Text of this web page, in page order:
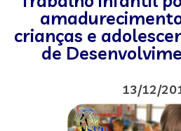
crianças e
de
13/12/